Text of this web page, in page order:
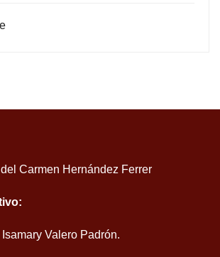
Carmen Hernández Ferrer
Isamary Valero Padrón.